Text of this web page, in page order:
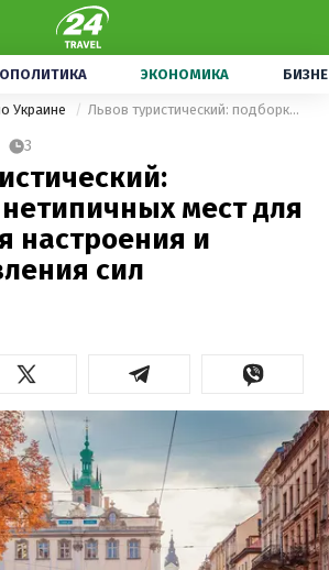
ЭКОНОМИКА
Украине Львов туристический: подборка нетипичных мест для улучшения настроения и восстановления сил
3
мест для
настроения и
сил